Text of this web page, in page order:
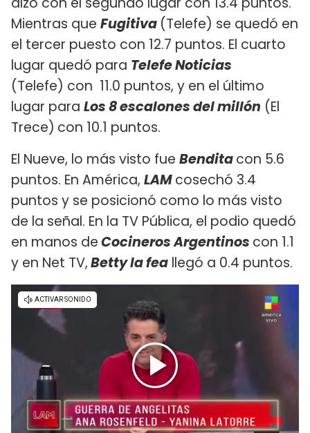
Mientras que Fugitiva (Telefe) se quedó en
el tercer puesto con 12.7 puntos. El cuarto
lugar quedó para Telefe Noticias
(Telefe) con 11.0 puntos, y en el último
lugar para Los 8 escalones del millón (El
Trece) con 10.1 puntos.
El Nueve, lo más visto fue Benditacon 5.6
puntos. En América, LAMcosechó 3.4
puntos y se posicionó como lo más visto
de la señal. En la TV Pública, el podio quedó
en manos deCocineros Argentinos con 1.1
y en Net TV,Betty la fea llegó a 0.4 puntos.